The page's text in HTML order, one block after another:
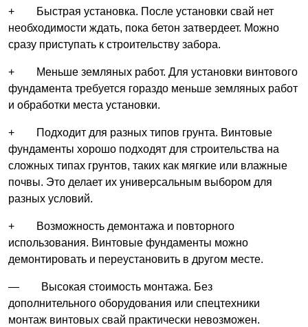
+ Быстрая установка. После установки свай нет
необходимости ждать, пока бетон затвердеет. Можно
сразу приступать к строительству забора.
+ Меньше земляных работ. Для установки винтового
фундамента требуется гораздо меньше земляных работ
и обработки места установки.
+ Подходит для разных типов грунта. Винтовые
фундаменты хорошо подходят для строительства на
сложных типах грунтов, таких как мягкие или влажные
почвы. Это делает их универсальным выбором для
разных условий.
+ Возможность демонтажа и повторного
использования. Винтовые фундаменты можно
демонтировать и переустановить в другом месте.
— Высокая стоимость монтажа. Без
дополнительного оборудования или спецтехники
монтаж винтовых свай практически невозможен.